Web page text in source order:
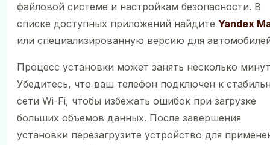
файловой системе и настройкам безопасности. В
списке доступных приложений найдите Yandex
или специализированную версию для
Процесс установки может занять несколько
Убедитесь, что ваш телефон подключен к
сети Wi-Fi, чтобы избежать ошибок при загрузке
больших объемов данных. После завершения
установки перезагрузите устройство для